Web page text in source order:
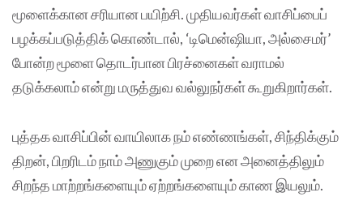
மூளைக்கான சரியான பயிற்சி. முதியவர்கள் வாசிப்பைப்
பழக்கப்படுத்திக் கொண்டால், ‘டிமென்ஷியா, அல்சைமர்’
போன்ற மூளை தொடர்பான பிரச்னைகள் வராமல்
தடுக்கலாம் என்று மருத்துவ வல்லுநர்கள் கூறுகிறார்கள்.
புத்தக வாசிப்பின் வாயிலாக நம் எண்ணங்கள், சிந்திக்கும்
திறன், பிறரிடம் நாம் அணுகும் முறை என அனைத்திலும்
சிறந்த மாற்றங்களையும் ஏற்றங்களையும் காண இயலும்.